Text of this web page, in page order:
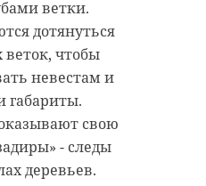
ветки.
дотянуться
чтобы
невестам и
габариты.
свою
- следы
деревьев.
более
по
приставы
взыскали на
взыскано более
Они
были
и
Денис
Беляев,
по ЖКХ